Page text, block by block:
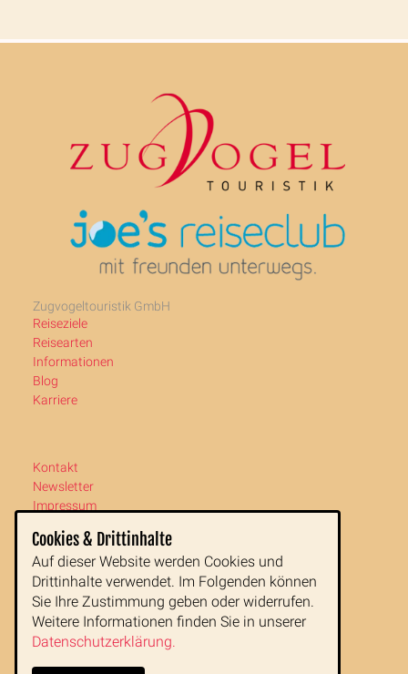
Zugvogeltouristik GmbH
Reiseziele
Reisearten
Informationen
Blog
Karriere
Kontakt
Newsletter
Impressum
Datenschutz
Zugvogeltouristik GmbH
Buchfeldgasse 16
1080 Wien
Tel: +43 1 890 77 00
Cookies & Drittinhalte
Auf dieser Website werden Cookies und
Drittinhalte verwendet. Im Folgenden können
Sie Ihre Zustimmung geben oder widerrufen.
Weitere Informationen finden Sie in unserer
Datenschutzerklärung.